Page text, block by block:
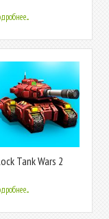
Tank Wars 2